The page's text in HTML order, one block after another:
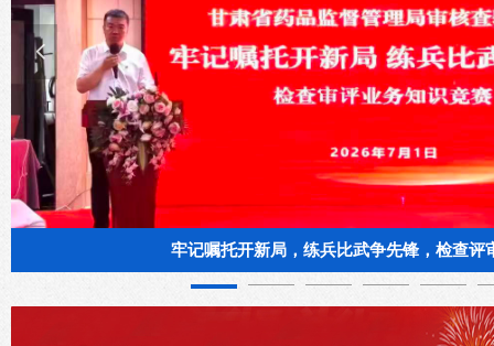
牢记嘱托开新局，练兵比武争先锋，检查评
넳